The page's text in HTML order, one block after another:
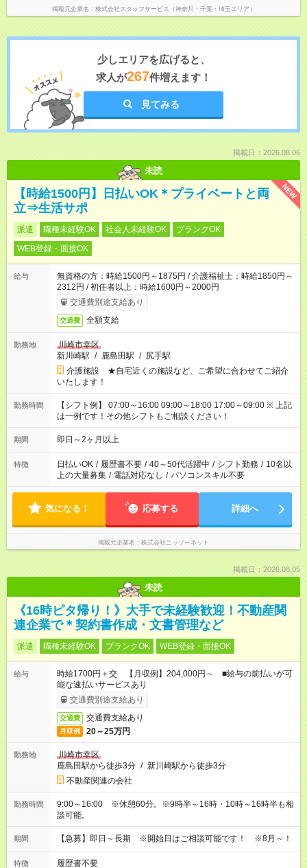
掲載元企業名 株式会社スタッフサービス（神奈川・千葉・埼玉エリア）
少しエリアを広げると、
求人が267件増えます！
見てみる
掲載日：2026.08.06
未読
NEW
【時給1500円】日払いOK＊プライベートと両
立⇒生活サポ
派遣 職種未経験OK 社会人未経験OK
ブランクOK
WEB登録・面接OK
給与
無資格の方：時給1500円～1875円 / 介護福祉士：時給1850円～
2312円 / 初任者以上：時給1600円～2000円
交通費別途支給あり
交通費 全額支給
勤務地
川崎市幸区
新川崎駅 / 鹿島田駅 / 尻手駅
介護施設 ★自宅近くの施設など、ご希望に合わせてご紹介
いたします！
勤務時間
【シフト例】 07:00～16:00 09:00～18:00 17:00～09:00 ※ 上記
は一例です！その他シフトもご相談ください！
期間 即日～2ヶ月以上
特徴 日払いOK / 履歴書不要 / 40～50代活躍中 / シフト勤務 / 10名以
上の大量募集 / 電話対応なし / パソコンスキル不要
気になる！ 応募する 詳細へ
掲載元企業名 株式会社ニッソーネット
掲載日：2026.08.05
未読
《16時ピタ帰り！》大手で未経験歓迎！不動産関
連企業で＊契約書作成・文書管理など
派遣 職種未経験OK ブランクOK WEB登録・面接OK
給与
時給1700円＋交 【月収例】204,000円～ ■給与の前払いが可
能な速払いサービスあり
交通費別途支給あり
交通費 交通費支給あり
月収例 20～25万円
勤務地
川崎市幸区
鹿島田駅から徒歩3分 / 新川崎駅から徒歩3分
不動産関連の会社
勤務時間
9:00～16:00 ※休憩60分。※9時半～16時・10時～16時半も相
談可能。
期間 【急募】即日～長期 ※開始日はご相談可能です！ ※8月～！
特徴 履歴書不要